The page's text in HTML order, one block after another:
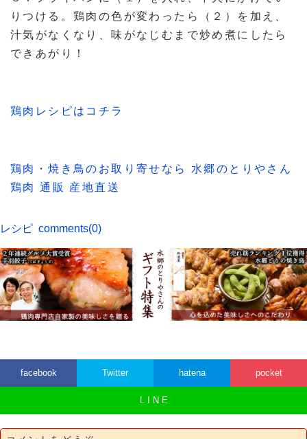
りつける。鶏肉の色が変わったら（２）を加え、
汁気がなくなり、味がなじむまで炒め煮にしたら
できあがり！
鶏肉レシピはコチラ
鶏肉・焼き鳥のお取り寄せなら 水郷のとりやさん
鶏肉 通販 産地直送
レシピ comments(0)
facebook Twitter hatena pocket
L I N E